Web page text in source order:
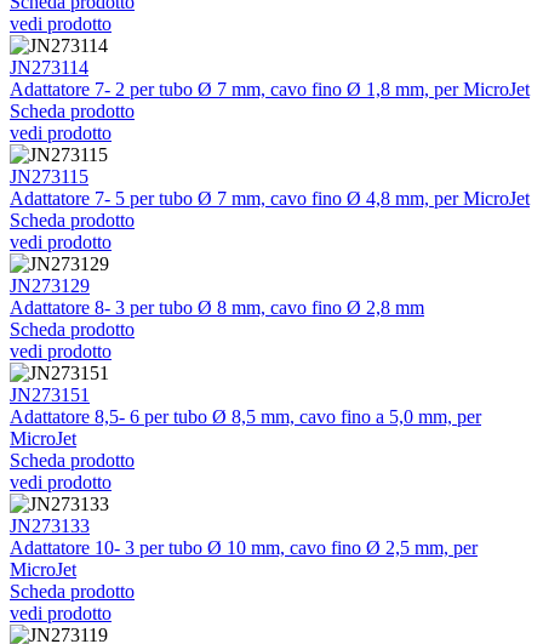
vedi prodotto
JN273114
Adattatore 7- 2 per tubo Ø 7 mm, cavo fino Ø 1,8 mm, per MicroJet
Scheda prodotto
vedi prodotto
JN273115
Adattatore 7- 5 per tubo Ø 7 mm, cavo fino Ø 4,8 mm, per MicroJet
Scheda prodotto
vedi prodotto
JN273129
Adattatore 8- 3 per tubo Ø 8 mm, cavo fino Ø 2,8 mm
Scheda prodotto
vedi prodotto
JN273151
Adattatore 8,5- 6 per tubo Ø 8,5 mm, cavo fino a 5,0 mm, per
MicroJet
Scheda prodotto
vedi prodotto
JN273133
Adattatore 10- 3 per tubo Ø 10 mm, cavo fino Ø 2,5 mm, per
MicroJet
Scheda prodotto
vedi prodotto